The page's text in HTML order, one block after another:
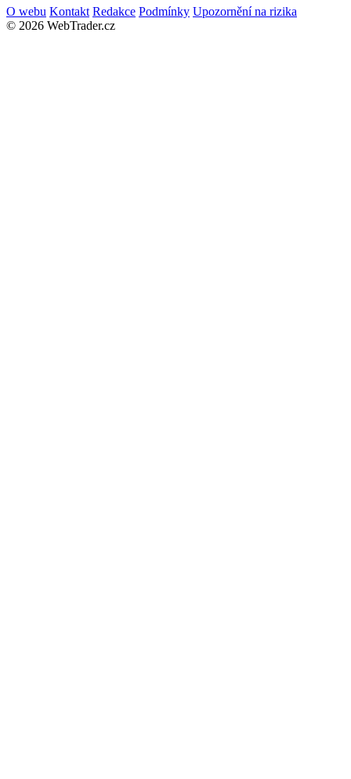
O webu Kontakt Redakce Podmínky Upozornění na rizika
© 2026 WebTrader.cz